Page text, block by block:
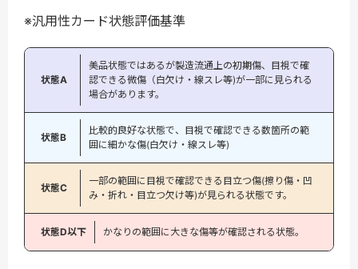
※汎用性カード状態評価基準
状態A
美品状態ではあるが製造流通上の初期傷、目視で確
認できる微傷（白欠け・線スレ等)が一部に見られる
場合があります。
状態B
比較的良好な状態で、目視で確認できる数箇所の範
囲に細かな傷(白欠け・線スレ等)
状態C
一部の範囲に目視で確認できる目立つ傷(擦り傷・凹
み・折れ・目立つ欠け等)が見られる状態です。
状態D以下 かなりの範囲に大きな傷等が確認される状態。